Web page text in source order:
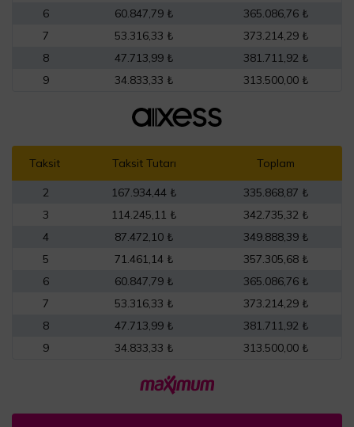
6
60.847,79 ₺
365.086,76 ₺
7
53.316,33 ₺
373.214,29 ₺
8
47.713,99 ₺
381.711,92 ₺
9
34.833,33 ₺ 313.500,00 ₺
Taksit Taksit Tutarı Toplam
2 167.934,44 ₺
335.868,87 ₺
3
114.245,11 ₺
342.735,32 ₺
4
87.472,10 ₺
349.888,39 ₺
5
71.461,14 ₺
357.305,68 ₺
6
60.847,79 ₺
365.086,76 ₺
7
53.316,33 ₺
373.214,29 ₺
8
47.713,99 ₺
381.711,92 ₺
9
34.833,33 ₺ 313.500,00 ₺